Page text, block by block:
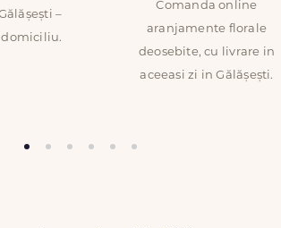
–
domiciliu.
Comanda online
aranjamente florale
deosebite, cu livrare in
aceeasi zi in Gălășești.